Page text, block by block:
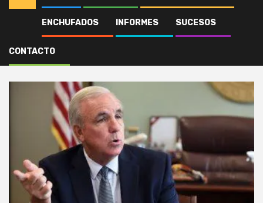
ENCHUFADOS INFORMES SUCESOS
CONTACTO
INTERNACIONALES
INTERNACIONALES